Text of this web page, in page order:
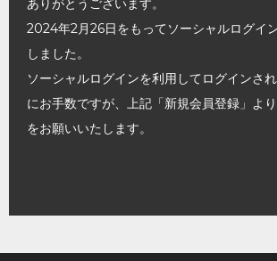
ありがとうございます。
2024年2月26日をもってソーシャルログイ
しました。
ソーシャルログインを利用してログインさ
にお手数ですが、上記「新規会員登録」よ
をお願いいたします。